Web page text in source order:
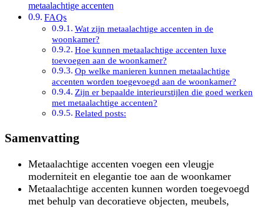
metaalachtige accenten
FAQs
Wat zijn metaalachtige accenten in de
woonkamer?
Hoe kunnen metaalachtige accenten luxe
toevoegen aan de woonkamer?
Op welke manieren kunnen metaalachtige
accenten worden toegevoegd aan de woonkamer?
Zijn er bepaalde interieurstijlen die goed werken
met metaalachtige accenten?
Related posts:
Samenvatting
Metaalachtige accenten voegen een vleugje
moderniteit en elegantie toe aan de woonkamer
Metaalachtige accenten kunnen worden toegevoegd
met behulp van decoratieve objecten, meubels,